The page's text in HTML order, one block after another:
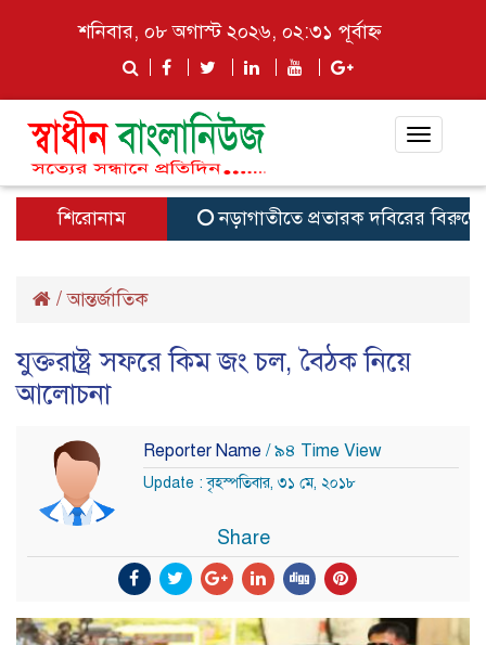
শনিবার, ০৮ অগাস্ট ২০২৬, ০২:৩১ পূর্বাহ্ন
Toggle
শিরোনাম নড়াগাতীতে প্রতারক দবিরের বিরুদ্ধে
/আন্তর্জাতিক
যুক্তরাষ্ট্র সফরে কিম জং চল, বৈঠক নিয়ে
আলোচনা
Reporter Name / ৯৪ Time View
Update : বৃহস্পতিবার, ৩১ মে, ২০১৮
Share